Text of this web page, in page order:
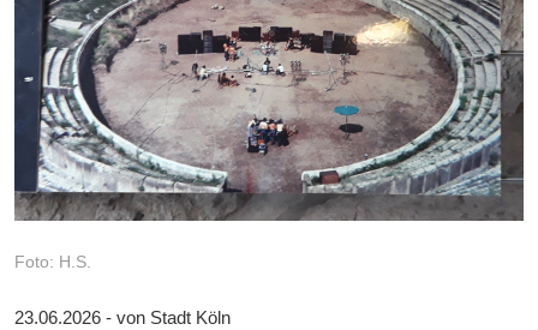
Foto: H.S.
23.06.2026 - von Stadt Köln